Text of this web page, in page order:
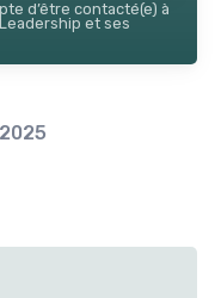
d’être contacté(e) à
et ses